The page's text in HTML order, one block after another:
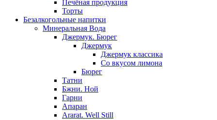
Печёная продукция
Торты
Безалкогольные напитки
Минеральная Вода
Джермук. Бюрег
Джермук
Джермук классика
Со вкусом лимона
Бюрег
Татни
Бжни. Ной
Гарни
Апаран
Ararat. Well Still